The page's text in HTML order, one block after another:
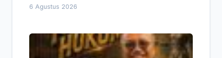
6 Agustus 2026